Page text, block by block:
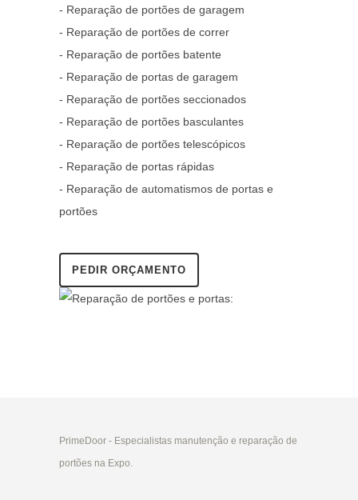
- Reparação de portões de garagem
- Reparação de portões de correr
- Reparação de portões batente
- Reparação de portas de garagem
- Reparação de portões seccionados
- Reparação de portões basculantes
- Reparação de portões telescópicos
- Reparação de portas rápidas
- Reparação de automatismos de portas e
portões
PEDIR ORÇAMENTO
PrimeDoor - Especialistas manutenção e reparação de
portões na Expo.